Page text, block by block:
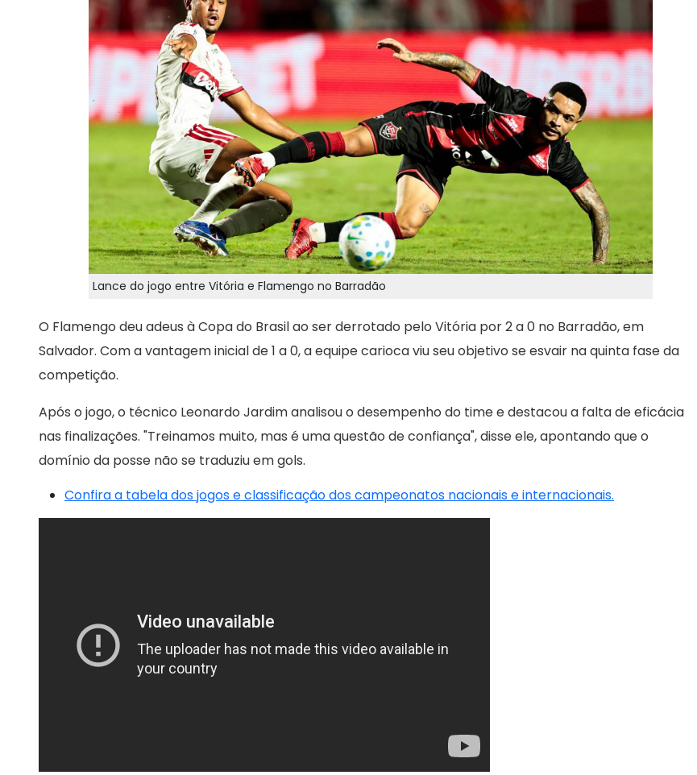
Lance do jogo entre Vitória e Flamengo no Barradão
O Flamengo deu adeus à Copa do Brasil ao ser derrotado pelo Vitória por 2 a 0 no Barradão, em
Salvador. Com a vantagem inicial de 1 a 0, a equipe carioca viu seu objetivo se esvair na quinta fase da
competição.
Após o jogo, o técnico Leonardo Jardim analisou o desempenho do time e destacou a falta de eficácia
nas finalizações. "Treinamos muito, mas é uma questão de confiança", disse ele, apontando que o
domínio da posse não se traduziu em gols.
Confira a tabela dos jogos e classificação dos campeonatos nacionais e internacionais.